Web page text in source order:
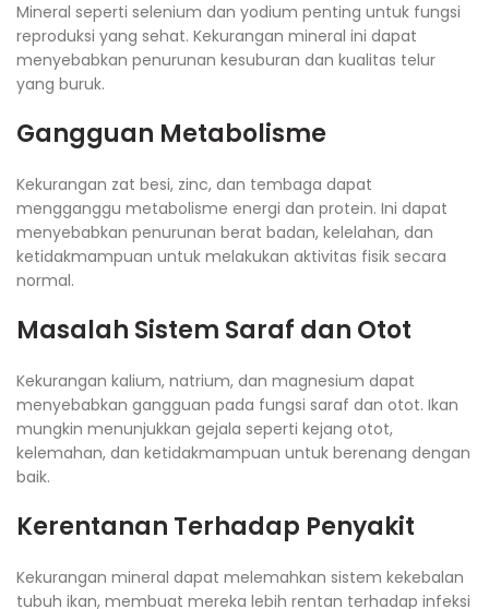
Mineral seperti selenium dan yodium penting untuk fungsi
reproduksi yang sehat. Kekurangan mineral ini dapat
menyebabkan penurunan kesuburan dan kualitas telur
yang buruk.
Gangguan Metabolisme
Kekurangan zat besi, zinc, dan tembaga dapat
mengganggu metabolisme energi dan protein. Ini dapat
menyebabkan penurunan berat badan, kelelahan, dan
ketidakmampuan untuk melakukan aktivitas fisik secara
normal.
Masalah Sistem Saraf dan Otot
Kekurangan kalium, natrium, dan magnesium dapat
menyebabkan gangguan pada fungsi saraf dan otot. Ikan
mungkin menunjukkan gejala seperti kejang otot,
kelemahan, dan ketidakmampuan untuk berenang dengan
baik.
Kerentanan Terhadap Penyakit
Kekurangan mineral dapat melemahkan sistem kekebalan
tubuh ikan, membuat mereka lebih rentan terhadap infeksi